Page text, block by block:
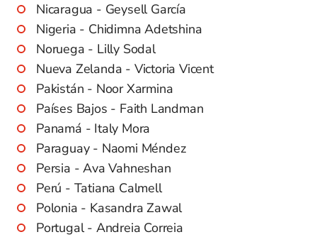
Nicaragua - Geysell García
Nigeria - Chidimna Adetshina
Noruega - Lilly Sodal
Nueva Zelanda - Victoria Vicent
Pakistán - Noor Xarmina
Países Bajos - Faith Landman
Panamá - Italy Mora
Paraguay - Naomi Méndez
Persia - Ava Vahneshan
Perú - Tatiana Calmell
Polonia - Kasandra Zawal
Portugal - Andreia Correia